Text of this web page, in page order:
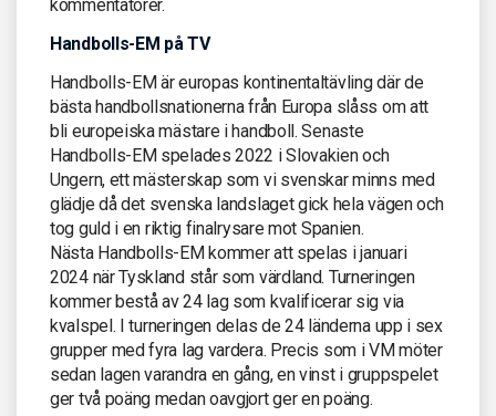
kommentatorer.
Handbolls-EM på TV
Handbolls-EM är europas kontinentaltävling där de
bästa handbollsnationerna från Europa slåss om att
bli europeiska mästare i handboll. Senaste
Handbolls-EM spelades 2022 i Slovakien och
Ungern, ett mästerskap som vi svenskar minns med
glädje då det svenska landslaget gick hela vägen och
tog guld i en riktig finalrysare mot Spanien.
Nästa Handbolls-EM kommer att spelas i januari
2024 när Tyskland står som värdland. Turneringen
kommer bestå av 24 lag som kvalificerar sig via
kvalspel. I turneringen delas de 24 länderna upp i sex
grupper med fyra lag vardera. Precis som i VM möter
sedan lagen varandra en gång, en vinst i gruppspelet
ger två poäng medan oavgjort ger en poäng.